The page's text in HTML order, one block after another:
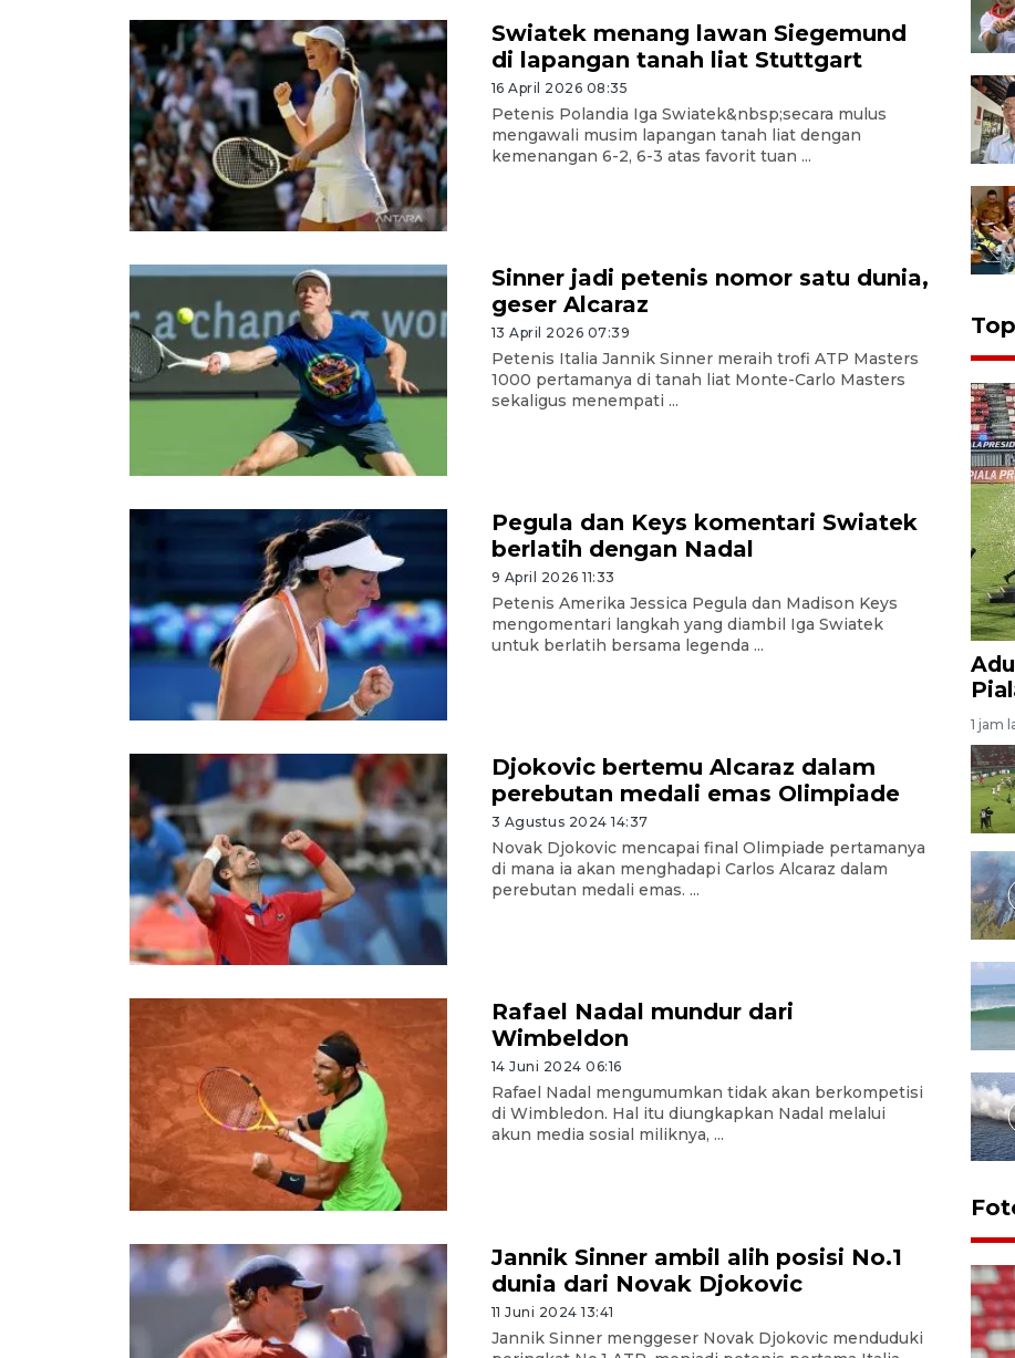
Swiatek menang lawan Siegemund
di lapangan tanah liat Stuttgart
16 April 2026 08:35
Petenis Polandia Iga Swiatek&nbsp;secara mulus
mengawali musim lapangan tanah liat dengan
kemenangan 6-2, 6-3 atas favorit tuan ...
Sinner jadi petenis nomor satu dunia,
geser Alcaraz
13 April 2026 07:39
Petenis Italia Jannik Sinner meraih trofi ATP Masters
1000 pertamanya di tanah liat Monte-Carlo Masters
sekaligus menempati ...
Pegula dan Keys komentari Swiatek
berlatih dengan Nadal
9 April 2026 11:33
Petenis Amerika Jessica Pegula dan Madison Keys
mengomentari langkah yang diambil Iga Swiatek
untuk berlatih bersama legenda ...
Djokovic bertemu Alcaraz dalam
perebutan medali emas Olimpiade
3 Agustus 2024 14:37
Novak Djokovic mencapai final Olimpiade pertamanya
di mana ia akan menghadapi Carlos Alcaraz dalam
perebutan medali emas. ...
Rafael Nadal mundur dari
Wimbeldon
14 Juni 2024 06:16
Rafael Nadal mengumumkan tidak akan berkompetisi
di Wimbledon. Hal itu diungkapkan Nadal melalui
akun media sosial miliknya, ...
Jannik Sinner ambil alih posisi No.1
dunia dari Novak Djokovic
11 Juni 2024 13:41
Jannik Sinner menggeser Novak Djokovic menduduki
1 jam